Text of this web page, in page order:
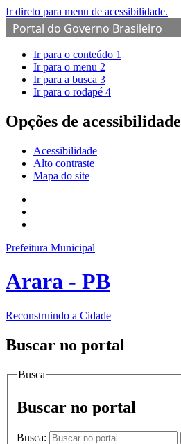
Ir direto para menu de acessibilidade.
Portal do Governo Brasileiro
Ir para o conteúdo 1
Ir para o menu 2
Ir para a busca 3
Ir para o rodapé 4
Opções de acessibilidade
Acessibilidade
Alto contraste
Mapa do site
Prefeitura Municipal
Arara - PB
Reconstruindo a Cidade
Buscar no portal
Busca
Buscar no portal
Busca: